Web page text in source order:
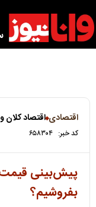
اقتصادی اقتصاد کلان و
کد خبر: ۶۵۸۳۰۴
بفروشیم؟